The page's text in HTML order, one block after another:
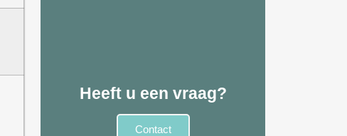
Heeft u een vraag?
Contact